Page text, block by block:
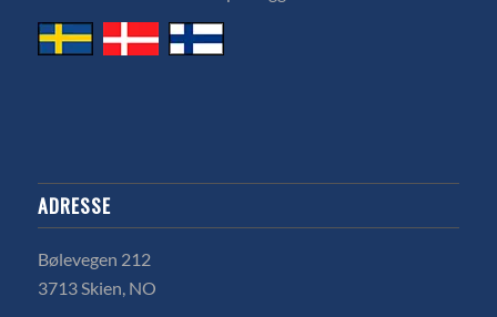
ADRESSE
Bølevegen 212
3713 Skien, NO